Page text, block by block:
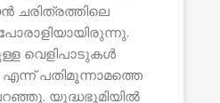
വെളിപാടുകൾ
പതിമൂന്നാമത്തെ
യുദ്ധഭൂമിയിൽ